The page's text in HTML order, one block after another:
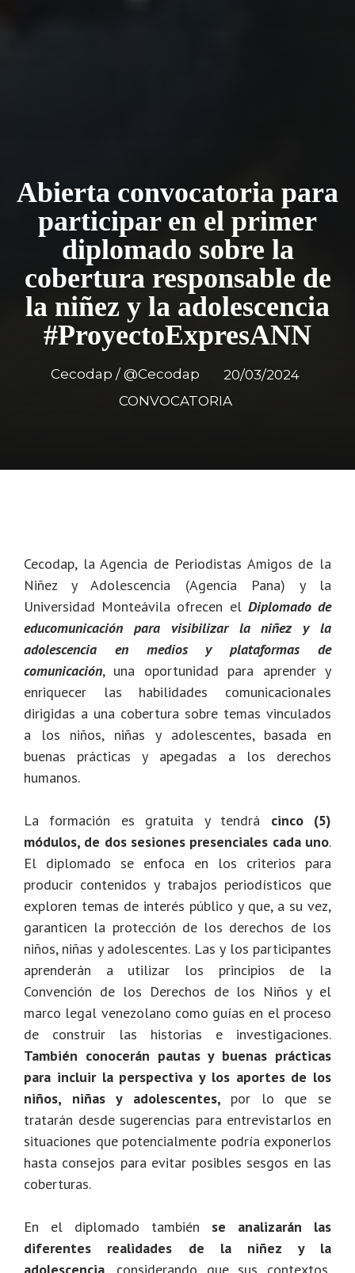
Abierta convocatoria para
participar en el primer
diplomado sobre la
cobertura responsable de
la niñez y la adolescencia
#ProyectoExpresANN
Cecodap / @Cecodap
20/03/2024
CONVOCATORIA
Cecodap, la Agencia de Periodistas Amigos de la
Niñez y Adolescencia (Agencia Pana) y la
Universidad Monteávila ofrecen el Diplomado de
educomunicación para visibilizar la niñez y la
adolescencia en medios y plataformas de
comunicación, una oportunidad para aprender y
enriquecer las habilidades comunicacionales
dirigidas a una cobertura sobre temas vinculados
a los niños, niñas y adolescentes, basada en
buenas prácticas y apegadas a los derechos
humanos.
La formación es gratuita y tendrá cinco (5)
módulos, de dos sesiones presenciales cada uno.
El diplomado se enfoca en los criterios para
producir contenidos y trabajos periodísticos que
exploren temas de interés público y que, a su vez,
garanticen la protección de los derechos de los
niños, niñas y adolescentes. Las y los participantes
aprenderán a utilizar los principios de la
Convención de los Derechos de los Niños y el
marco legal venezolano como guías en el proceso
de construir las historias e investigaciones.
También conocerán pautas y buenas prácticas
para incluir la perspectiva y los aportes de los
niños, niñas y adolescentes, por lo que se
tratarán desde sugerencias para entrevistarlos en
situaciones que potencialmente podría exponerlos
hasta consejos para evitar posibles sesgos en las
coberturas.
En el diplomado también se analizarán las
diferentes realidades de la niñez y la